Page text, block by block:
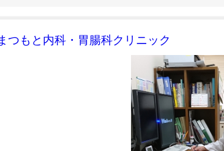
つもと内科・胃腸科クリニック